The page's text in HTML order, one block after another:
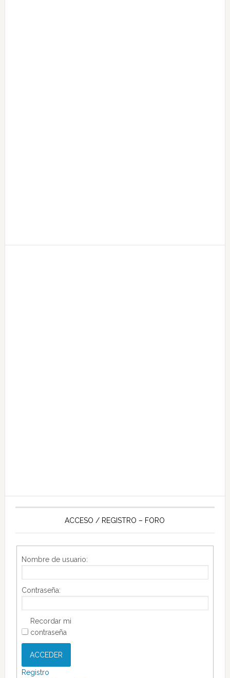
ACCESO / REGISTRO – FORO
Nombre de usuario:
Contraseña:
Recordar mi
contraseña
ACCEDER
Registro